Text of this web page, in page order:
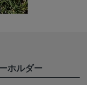
ホルダー